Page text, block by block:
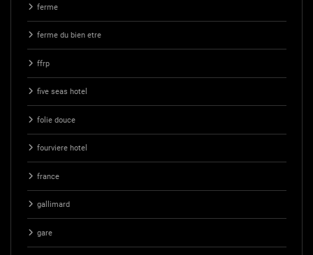
ferme
ferme du bien etre
ffrp
five seas hotel
folie douce
fourviere hotel
france
gallimard
gare